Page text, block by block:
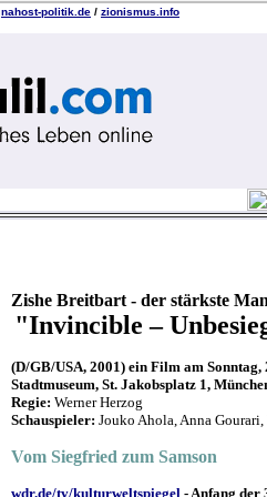
nahost-politik.de / zionismus.info
Zishe Breitbart - der stärkste
"Invincible –
(D/GB/USA, 2001) ein Film am
Stadtmuseum, St. Jakobsplatz 1,
Regie: Werner Herzog
Schauspieler: Jouko Ahola, Anna Gourari,
Vom Siegfried zum Samson
wdr.de/tv/kulturweltspiegel - Anfang der